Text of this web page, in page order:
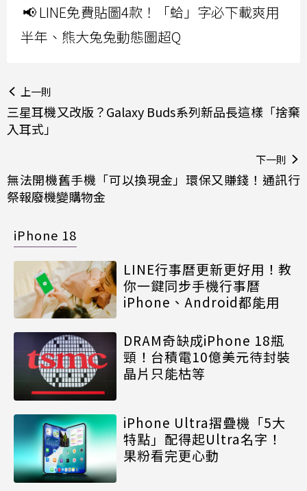
📢 LINE免費貼圖4款！「蛤」字必下載爽用
半年、熊大兔兔動態圖超Q
上一則
三星耳機又改版？Galaxy Buds系列新品長這樣「捨棄
入耳式」
下一則
無法開機舊手機「可以換現金」環保又賺錢！通訊行
祭報廢機變購物金
iPhone 18
LINE行事曆更新更好用！教
你一鍵同步手機行事曆
iPhone、Android都能用
DRAM奇缺成iPhone 18瓶
頸！台積電10億美元待封裝
晶片只能枯等
iPhone Ultra摺疊機「5大
特點」配得起Ultra名字！
果粉看完更心動